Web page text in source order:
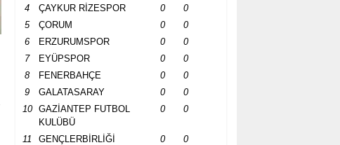
4 ÇAYKUR RİZESPOR 0
0
5
ÇORUM 0
0
6
ERZURUMSPOR 0
0
7
EYÜPSPOR 0
0
8
FENERBAHÇE 0
0
9
GALATASARAY 0
0
10
GAZİANTEP FUTBOL
KULÜBÜ
0 0
11 GENÇLERBİRLİĞİ 0
0